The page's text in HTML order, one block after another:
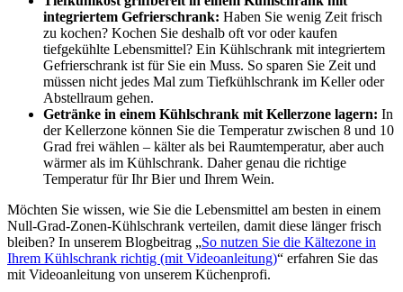
integriertem Gefrierschrank: Haben Sie wenig Zeit frisch
zu kochen? Kochen Sie deshalb oft vor oder kaufen
tiefgekühlte Lebensmittel? Ein Kühlschrank mit integriertem
Gefrierschrank ist für Sie ein Muss. So sparen Sie Zeit und
müssen nicht jedes Mal zum Tiefkühlschrank im Keller oder
Abstellraum gehen.
Getränke in einem Kühlschrank mit Kellerzone lagern: In
der Kellerzone können Sie die Temperatur zwischen 8 und 10
Grad frei wählen – kälter als bei Raumtemperatur, aber auch
wärmer als im Kühlschrank. Daher genau die richtige
Temperatur für Ihr Bier und Ihrem Wein.
Möchten Sie wissen, wie Sie die Lebensmittel am besten in einem
Null-Grad-Zonen-Kühlschrank verteilen, damit diese länger frisch
bleiben? In unserem Blogbeitrag „So nutzen Sie die Kältezone in
Ihrem Kühlschrank richtig (mit Videoanleitung)“ erfahren Sie das
mit Videoanleitung von unserem Küchenprofi.